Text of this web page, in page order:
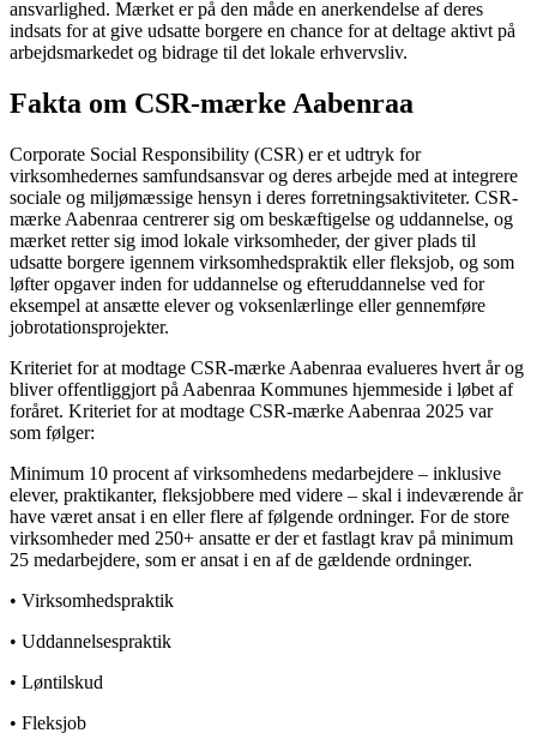
ansvarlighed. Mærket er på den måde en anerkendelse af deres
indsats for at give udsatte borgere en chance for at deltage aktivt på
arbejdsmarkedet og bidrage til det lokale erhvervsliv.
Fakta om CSR-mærke Aabenraa
Corporate Social Responsibility (CSR) er et udtryk for
virksomhedernes samfundsansvar og deres arbejde med at integrere
sociale og miljømæssige hensyn i deres forretningsaktiviteter. CSR-
mærke Aabenraa centrerer sig om beskæftigelse og uddannelse, og
mærket retter sig imod lokale virksomheder, der giver plads til
udsatte borgere igennem virksomhedspraktik eller fleksjob, og som
løfter opgaver inden for uddannelse og efteruddannelse ved for
eksempel at ansætte elever og voksenlærlinge eller gennemføre
jobrotationsprojekter.
Kriteriet for at modtage CSR-mærke Aabenraa evalueres hvert år og
bliver offentliggjort på Aabenraa Kommunes hjemmeside i løbet af
foråret. Kriteriet for at modtage CSR-mærke Aabenraa 2025 var
som følger:
Minimum 10 procent af virksomhedens medarbejdere – inklusive
elever, praktikanter, fleksjobbere med videre – skal i indeværende år
have været ansat i en eller flere af følgende ordninger. For de store
virksomheder med 250+ ansatte er der et fastlagt krav på minimum
25 medarbejdere, som er ansat i en af de gældende ordninger.
• Virksomhedspraktik
• Uddannelsespraktik
• Løntilskud
• Fleksjob